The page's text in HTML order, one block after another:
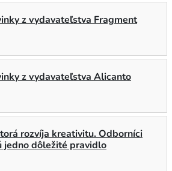
z vydavateľstva Fragment
z vydavateľstva Alicanto
rozvíja kreativitu. Odborníci
jedno dôležité pravidlo